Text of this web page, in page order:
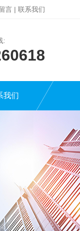
言 | 联系我们
:
我们